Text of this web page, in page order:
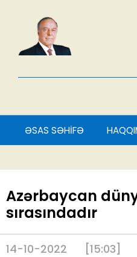
ƏSAS SƏHİFƏ
Azərbaycan
sırasındadır
14-10-2022 [15:03]